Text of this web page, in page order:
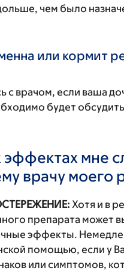
чем было
или кормит
с врачом, если ваша
будет
мне
врачу моего
Хотя и в
препарата может
эффекты.
помощью, если у
или симптомов,